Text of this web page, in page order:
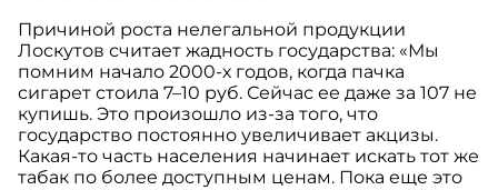
Причиной роста нелегальной продукции
Лоскутов считает жадность государства: «Мы
помним начало 2000-х годов, когда пачка
сигарет стоила 7–10 руб. Сейчас ее даже за 107 не
купишь. Это произошло из-за того, что
государство постоянно увеличивает акцизы.
Какая-то часть населения начинает искать тот же
табак по более доступным ценам. Пока еще это